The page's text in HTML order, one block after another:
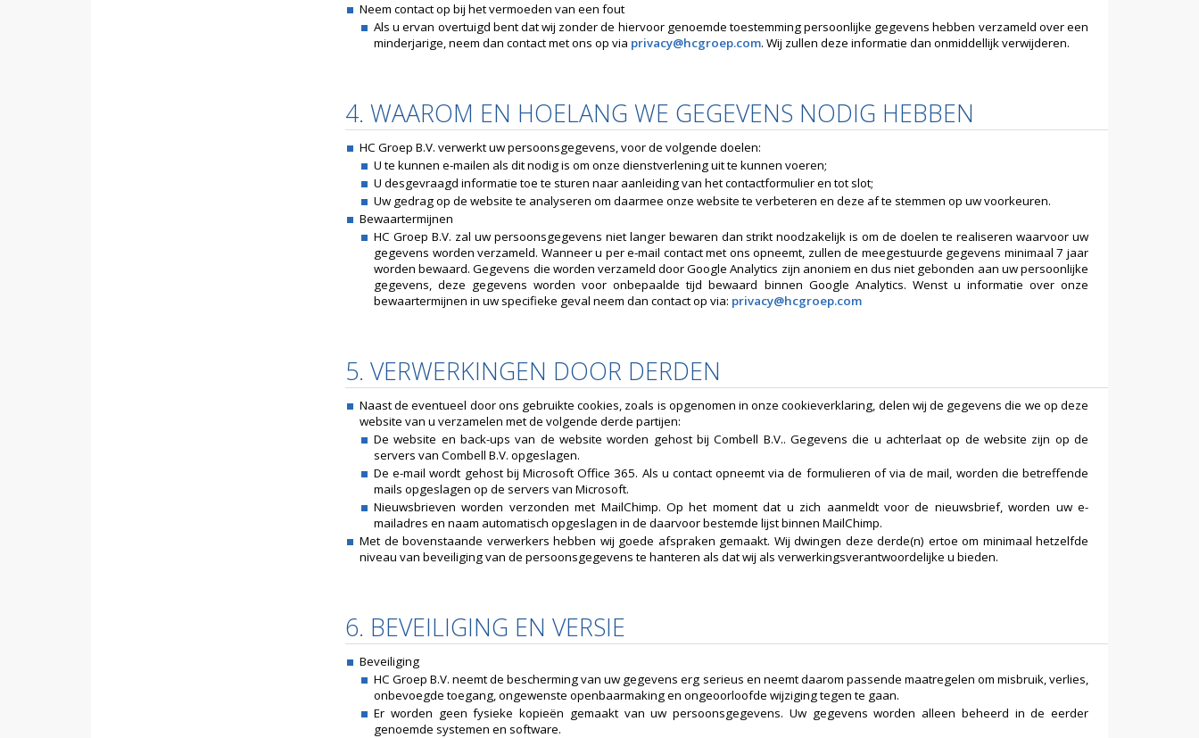
Neem contact op bij het vermoeden van een fout
Als u ervan overtuigd bent dat wij zonder de hiervoor genoemde toestemming persoonlijke gegevens hebben verzameld over een
minderjarige, neem dan contact met ons op via privacy@hcgroep.com. Wij zullen deze informatie dan onmiddellijk verwijderen.
4. WAAROM EN HOELANG WE GEGEVENS NODIG HEBBEN
HC Groep B.V. verwerkt uw persoonsgegevens, voor de volgende doelen:
U te kunnen e-mailen als dit nodig is om onze dienstverlening uit te kunnen voeren;
U desgevraagd informatie toe te sturen naar aanleiding van het contactformulier en tot slot;
Uw gedrag op de website te analyseren om daarmee onze website te verbeteren en deze af te stemmen op uw voorkeuren.
Bewaartermijnen
HC Groep B.V. zal uw persoonsgegevens niet langer bewaren dan strikt noodzakelijk is om de doelen te realiseren waarvoor uw
gegevens worden verzameld. Wanneer u per e-mail contact met ons opneemt, zullen de meegestuurde gegevens minimaal 7 jaar
worden bewaard. Gegevens die worden verzameld door Google Analytics zijn anoniem en dus niet gebonden aan uw persoonlijke
gegevens, deze gegevens worden voor onbepaalde tijd bewaard binnen Google Analytics. Wenst u informatie over onze
bewaartermijnen in uw specifieke geval neem dan contact op via: privacy@hcgroep.com
5. VERWERKINGEN DOOR DERDEN
Naast de eventueel door ons gebruikte cookies, zoals is opgenomen in onze cookieverklaring, delen wij de gegevens die we op deze
website van u verzamelen met de volgende derde partijen:
De website en back-ups van de website worden gehost bij Combell B.V.. Gegevens die u achterlaat op de website zijn op de
servers van Combell B.V. opgeslagen.
De e-mail wordt gehost bij Microsoft Office 365. Als u contact opneemt via de formulieren of via de mail, worden die betreffende
mails opgeslagen op de servers van Microsoft.
Nieuwsbrieven worden verzonden met MailChimp. Op het moment dat u zich aanmeldt voor de nieuwsbrief, worden uw e-
mailadres en naam automatisch opgeslagen in de daarvoor bestemde lijst binnen MailChimp.
Met de bovenstaande verwerkers hebben wij goede afspraken gemaakt. Wij dwingen deze derde(n) ertoe om minimaal hetzelfde
niveau van beveiliging van de persoonsgegevens te hanteren als dat wij als verwerkingsverantwoordelijke u bieden.
6. BEVEILIGING EN VERSIE
Beveiliging
HC Groep B.V. neemt de bescherming van uw gegevens erg serieus en neemt daarom passende maatregelen om misbruik, verlies,
onbevoegde toegang, ongewenste openbaarmaking en ongeoorloofde wijziging tegen te gaan.
Er worden geen fysieke kopieën gemaakt van uw persoonsgegevens. Uw gegevens worden alleen beheerd in de eerder
genoemde systemen en software.